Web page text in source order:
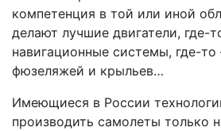
компетенция в той или иной
делают лучшие двигатели, где-
навигационные системы, где-
фюзеляжей и крыльев…
Имеющиеся в России
производить самолеты только